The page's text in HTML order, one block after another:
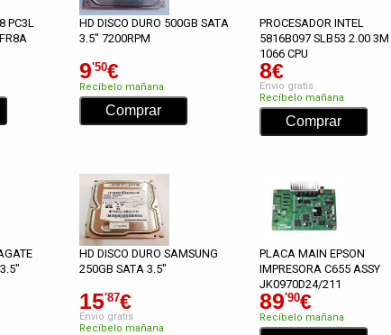
PC3L
HD DISCO DURO 500GB SATA
3.5" 7200RPM
9'50€
Recíbelo mañana
PROCESADOR INTEL
5816B097 SLB53 2.00 3M
1066 CPU
8€
Envío gratis
Recíbelo mañana
HD DISCO DURO SAMSUNG
250GB SATA 3.5"
15'87€
Envío gratis
Recíbelo mañana
PLACA MAIN EPSON
IMPRESORA C655 ASSY
JK0970D24/211
89'90€
Recíbelo mañana